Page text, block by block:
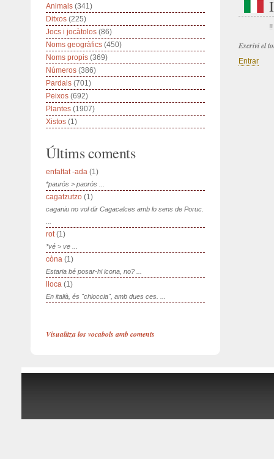
!!
Escrivi el
Entrar
Animals (341)
Ditxos (225)
Jocs i jocàtolos (86)
Noms geogràfics (450)
Noms propis (369)
Números (386)
Pardals (701)
Peixos (692)
Plantes (1907)
Xistos (1)
Últims coments
enfaltat -ada (1)
*paurós > paorós ...
cagatzutzo (1)
caganiu no vol dir Cagacalces amb lo sens de Poruc.
rot(1)
*vé > ve ...
còna (1)
Estaria bé posar-hi icona, no? ...
lloca (1)
En italià, és "chioccia", amb dues ces. ...
Visualitza los vocabols amb coments